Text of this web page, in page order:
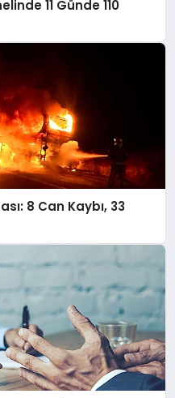
11 Günde 110
8 Can Kaybı, 33